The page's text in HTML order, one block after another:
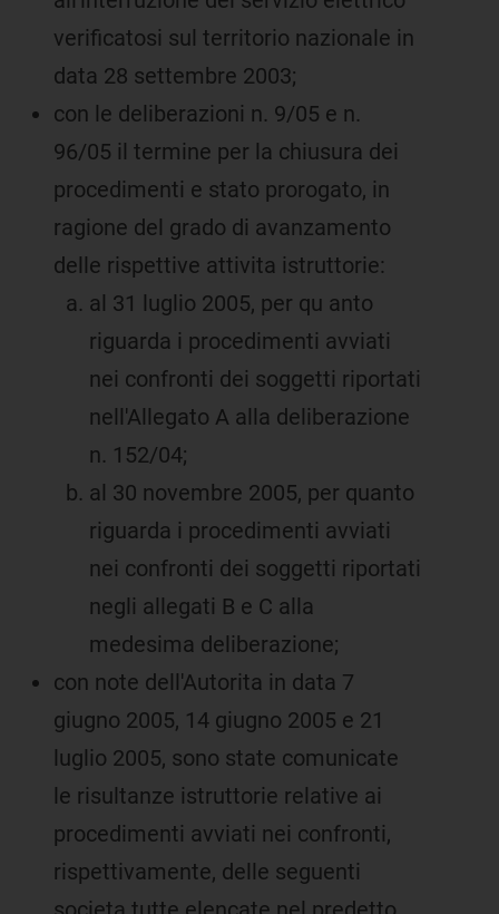
verificatosi sul territorio nazionale in
data 28 settembre 2003;
con le deliberazioni n. 9/05 e n.
96/05 il termine per la chiusura dei
procedimenti e stato prorogato, in
ragione del grado di avanzamento
delle rispettive attivita istruttorie:
al 31 luglio 2005, per qu anto
riguarda i procedimenti avviati
nei confronti dei soggetti riportati
nell'Allegato A alla deliberazione
n. 152/04;
al 30 novembre 2005, per quanto
riguarda i procedimenti avviati
nei confronti dei soggetti riportati
negli allegati B e C alla
medesima deliberazione;
con note dell'Autorita in data 7
giugno 2005, 14 giugno 2005 e 21
luglio 2005, sono state comunicate
le risultanze istruttorie relative ai
procedimenti avviati nei confronti,
rispettivamente, delle seguenti